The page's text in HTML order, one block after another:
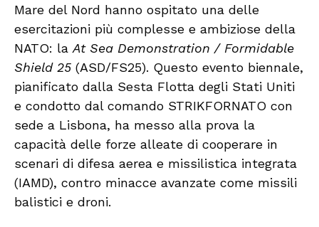
Mare del Nord hanno ospitato una delle
esercitazioni più complesse e ambiziose della
NATO: la At Sea Demonstration / Formidable
Shield 25 (ASD/FS25). Questo evento biennale,
pianificato dalla Sesta Flotta degli Stati Uniti
e condotto dal comando STRIKFORNATO con
sede a Lisbona, ha messo alla prova la
capacità delle forze alleate di cooperare in
scenari di difesa aerea e missilistica integrata
(IAMD), contro minacce avanzate come missili
balistici e droni.